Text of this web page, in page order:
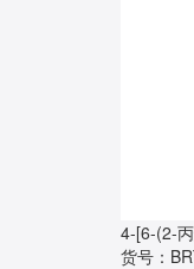
4-[6-(2-
货号：